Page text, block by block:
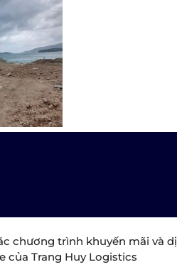
chương trình khuyến mãi và
của Trang Huy Logistics